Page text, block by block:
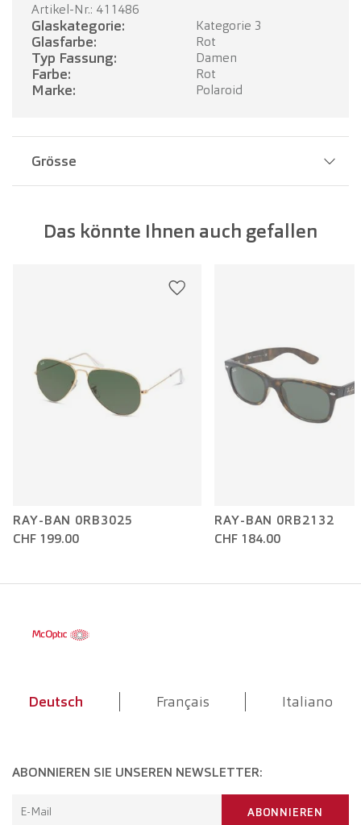
TERMIN BUCHEN
Artikel-Nr.: 411486
Glaskategorie: Kategorie 3
Glasfarbe: Rot
Typ Fassung: Damen
Farbe: Rot
Marke: Polaroid
Grösse
Glasbreite: 56 mm
Das könnte Ihnen auch gefallen
RAY-BAN 0RB3025
CHF 199.00
RAY-BAN 0RB2132
CHF 184.00
Deutsch Français Italiano
ABONNIEREN SIE UNSEREN NEWSLETTER:
E-Mail ABONNIEREN